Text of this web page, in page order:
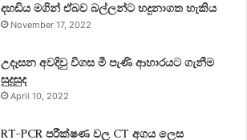
දහඩිය මගින් ඒබව බල්ලන්ට හදුනාගත හැකිය
November 17, 2022
උදෑසන අවදිවු විගස මී පැණි ආහාරයට ගැනීම
සුදුසුද
April 10, 2022
RT-PCR පරීක්ෂණ වල CT අගය ලෙස